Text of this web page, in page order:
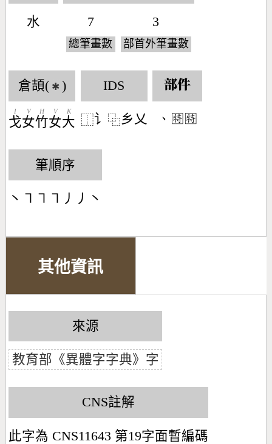
水 7
總筆畫數
3
部首外筆畫數
倉頡( ✱ )
戈
I
女
V
竹
H
女
V
大
K
IDS
⿰讠 ⿻乡乂
部件
󶀅㊕㊕
筆順序
丶㇕㇕㇕丿丿丶
其他資訊
來源
教育部《異體字字典》字
CNS註解
此字為 CNS11643 第19字面暫編碼